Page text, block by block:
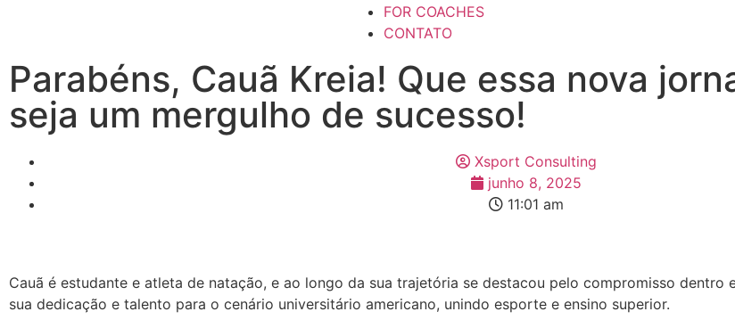
FOR COACHES
CONTATO
Parabéns, Cauã Kreia! Que essa nova
seja um mergulho de sucesso!
Xsport Consulting
junho 8, 2025
11:01 am
Cauã é estudante e atleta de natação, e ao longo da sua trajetória se destacou pelo compromisso dentro
sua dedicação e talento para o cenário universitário americano, unindo esporte e ensino superior.